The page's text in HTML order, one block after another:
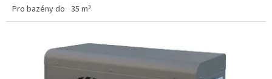
Pro bazény do 35 m³